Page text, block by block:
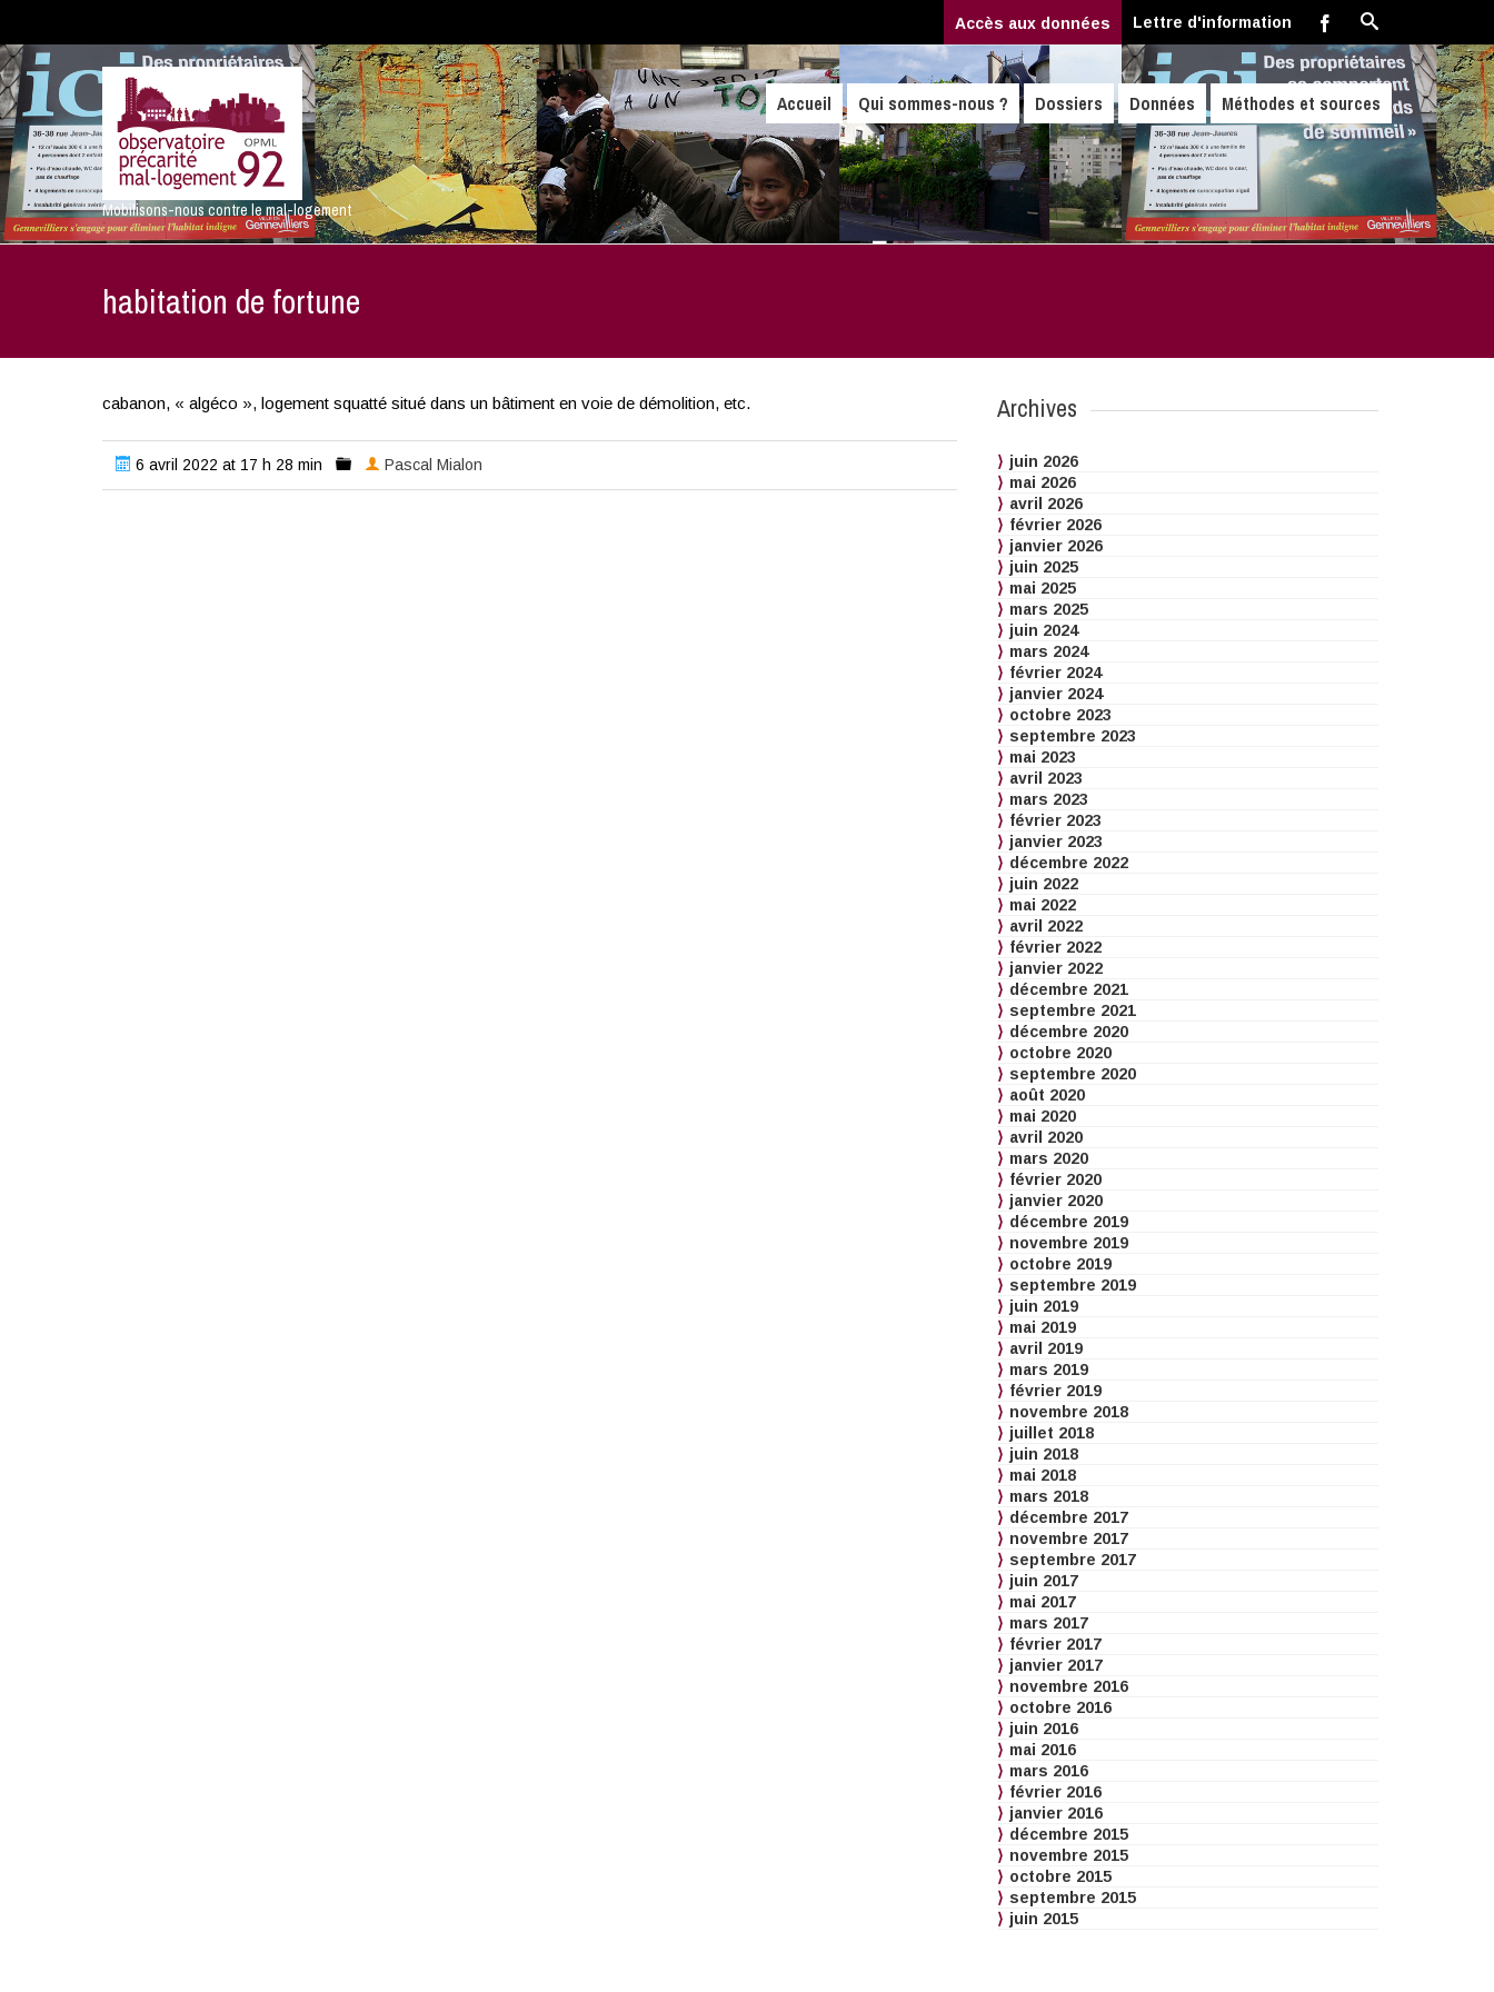
Accès aux données Lettre d'information
Mobilisons-nous contre le mal-logement
Accueil Qui sommes-nous ? Dossiers Données Méthodes et sources
habitation de fortune
cabanon, « algéco », logement squatté situé dans un bâtiment en voie de démolition, etc.
6 avril 2022 at 17 h 28 min Pascal Mialon
Archives
juin 2026
mai 2026
avril 2026
février 2026
janvier 2026
juin 2025
mai 2025
mars 2025
juin 2024
mars 2024
février 2024
janvier 2024
octobre 2023
septembre 2023
mai 2023
avril 2023
mars 2023
février 2023
janvier 2023
décembre 2022
juin 2022
mai 2022
avril 2022
février 2022
janvier 2022
décembre 2021
septembre 2021
décembre 2020
octobre 2020
septembre 2020
août 2020
mai 2020
avril 2020
mars 2020
février 2020
janvier 2020
décembre 2019
novembre 2019
octobre 2019
septembre 2019
juin 2019
mai 2019
avril 2019
mars 2019
février 2019
novembre 2018
juillet 2018
juin 2018
mai 2018
mars 2018
décembre 2017
novembre 2017
septembre 2017
juin 2017
mai 2017
mars 2017
février 2017
janvier 2017
novembre 2016
octobre 2016
juin 2016
mai 2016
mars 2016
février 2016
janvier 2016
décembre 2015
novembre 2015
octobre 2015
septembre 2015
juin 2015